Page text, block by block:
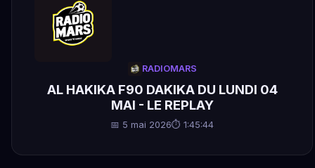
RADIOMARS
AL HAKIKA F90 DAKIKA DU LUNDI 04
MAI - LE REPLAY
📅 5 mai 2026⏱ 1:45:44